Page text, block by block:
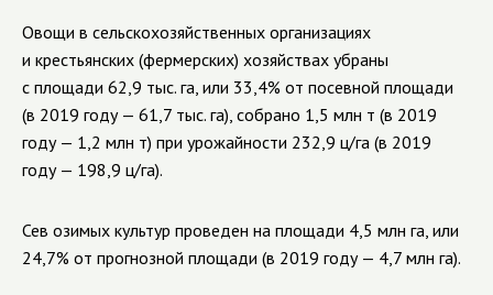
Овощи в сельскохозяйственных организациях
и крестьянских (фермерских) хозяйствах убраны
с площади 62,9 тыс. га, или 33,4% от посевной площади
(в 2019 году — 61,7 тыс. га), собрано 1,5 млн т (в 2019
году — 1,2 млн т) при урожайности 232,9 ц/га (в 2019
году — 198,9 ц/га).
Сев озимых культур проведен на площади 4,5 млн га, или
24,7% от прогнозной площади (в 2019 году — 4,7 млн га).